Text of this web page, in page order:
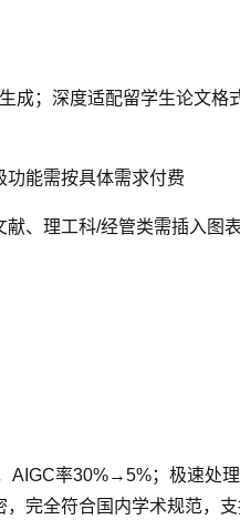
；深度适配留学生论文
功能需按具体需求付费
、理工科/经管类需插入图
率30%→5%；极速处
完全符合国内学术规范，